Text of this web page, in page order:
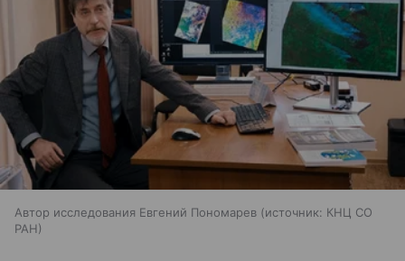
Автор исследования Евгений Пономарев источник: КНЦ СО
РАН